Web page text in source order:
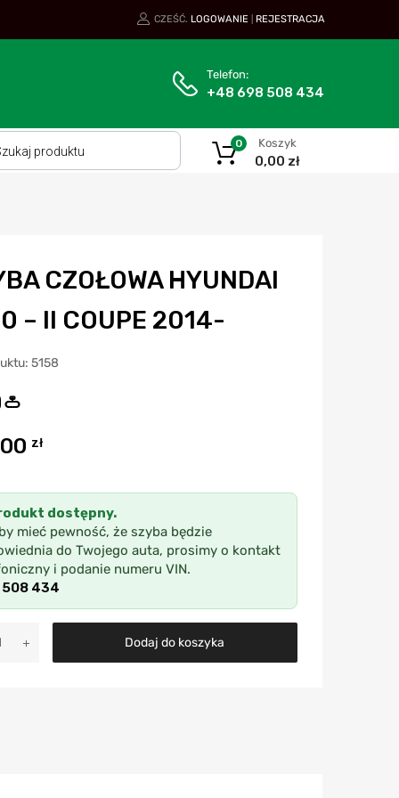
CZEŚĆ. LOGOWANIE REJESTRACJA
Telefon:
+48 698 508 434
Koszyk
0,00 zł
0
CZOŁOWA HYUNDAI
– II COUPE 2014-
5158
zł
dostępny.
mieć pewność, że szyba będzie
do Twojego auta, prosimy o kontakt
i podanie numeru VIN.
508 434
Dodaj do koszyka